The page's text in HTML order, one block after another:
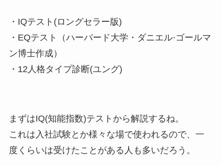
・IQテスト(ロングセラー版)
・EQテスト（ハーバード大学・ダニエル·ゴールマ
ン博士作成）
・12人格タイプ診断(ユング)
まずはIQ(知能指数)テストから解説するね。
これは入社試験とか様々な場で使われるので、一
度くらいは受けたことがある人も多いだろう。